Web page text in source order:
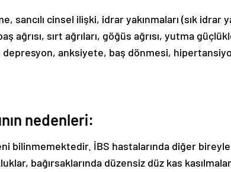
sancılı cinsel ilişki, idrar yakınmaları (sık
ağrısı, sırt ağrıları, göğüs ağrısı, yutma
depresyon, anksiyete, baş dönmesi,
nedenleri:
bilinmemektedir. İBS hastalarında diğer
bağırsaklarında düzensiz düz kas